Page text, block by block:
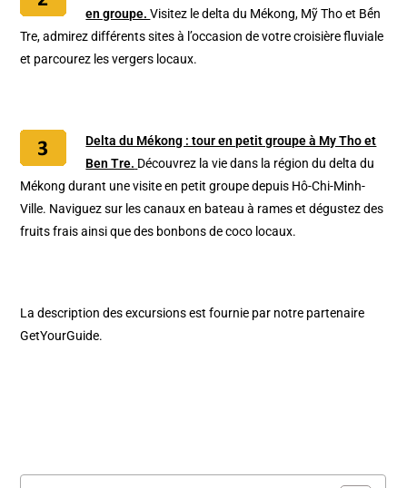
en groupe.Visitez le delta du Mékong, Mỹ Tho et Bến
Tre, admirez différents sites à l’occasion de votre croisière fluviale
et parcourez les vergers locaux.
Delta du Mékong : tour en petit groupe à My Tho et
Ben Tre. Découvrez la vie dans la région du delta du
Mékong durant une visite en petit groupe depuis Hô-Chi-Minh-
Ville. Naviguez sur les canaux en bateau à rames et dégustez des
fruits frais ainsi que des bonbons de coco locaux.
La description des excursions est fournie par notre partenaire
GetYourGuide.